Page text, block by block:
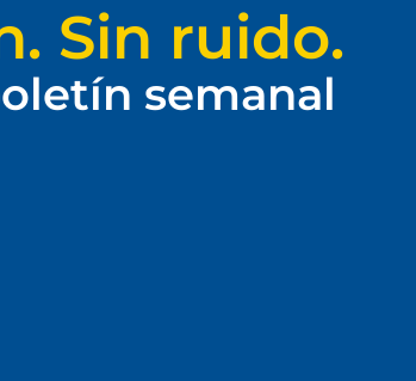
Sin ruido.
semanal